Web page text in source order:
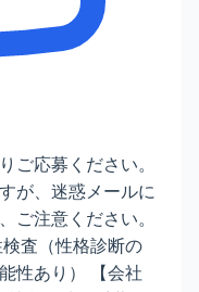
ご応募ください。
が、迷惑メールに
ご注意ください。
査（性格診断の
性あり） 【会社